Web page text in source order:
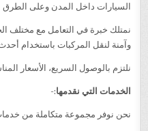
السيارات داخل المدن وعلى
نمتلك خبرة في التعامل مع مختلف
وآمنة لنقل المركبات باستخدام
نلتزم بالوصول السريع، الأسعار
الخدمات التي نقدمها:-
نحن نوفر مجموعة متكاملة من خدمات